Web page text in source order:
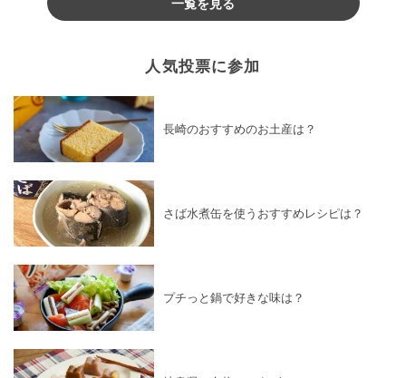
人気投票に参加
長崎のおすすめのお土産は？
さば水煮缶を使うおすすめレシピは？
プチっと鍋で好きな味は？